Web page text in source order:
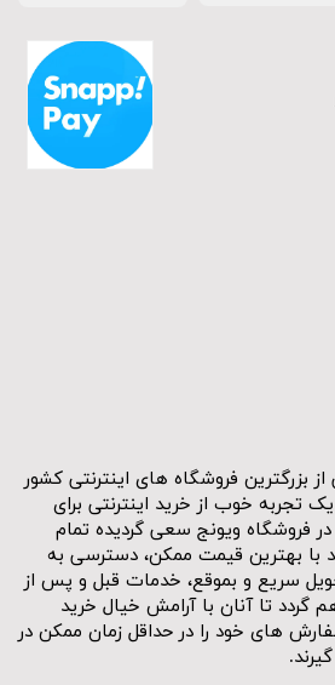
بزرگترین فروشگاه های اینترنتی کشور
تجربه خوب از خرید اینترنتی برای
در فروشگاه ویونج سعی گردیده تمام
بهترین قیمت ممکن، دسترسی به
سریع و بموقع، خدمات قبل و پس از
گردد تا آنان با آرامش خیال خرید
های خود را در حداقل زمان ممکن در